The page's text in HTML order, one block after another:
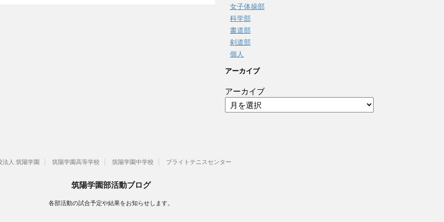
女子体操部
科学部
書道部
剣道部
個人
アーカイブ
アーカイブ
法人 筑陽学園 筑陽学園高等学校 筑陽学園中学校 ブライトテニスセンター
筑陽学園部活動ブログ
各部活動の試合予定や結果をお知らせします。